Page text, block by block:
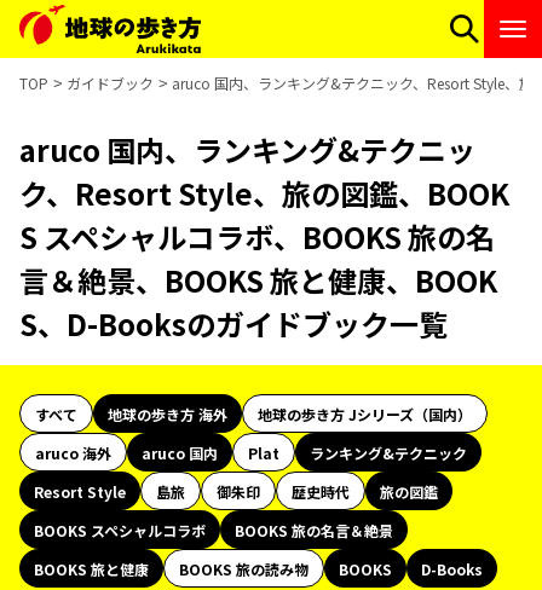
TOP ガイドブック aruco 国内、ランキング&テクニック、Resort Style、旅
aruco 国内、ランキング&テクニッ
ク、Resort Style、旅の図鑑、BOOK
S スペシャルコラボ、BOOKS 旅の名
言＆絶景、BOOKS 旅と健康、BOOK
S、D-Booksのガイドブック一覧
すべて 地球の歩き方 海外
地球の歩き方 Jシリーズ（国内）
aruco 海外
aruco 国内 Plat
ランキング&テクニック
Resort Style
島旅 御朱印 歴史時代
旅の図鑑
BOOKS スペシャルコラボ
BOOKS 旅の名言＆絶景
BOOKS 旅と健康
BOOKS 旅の読み物 BOOKS
D-Books